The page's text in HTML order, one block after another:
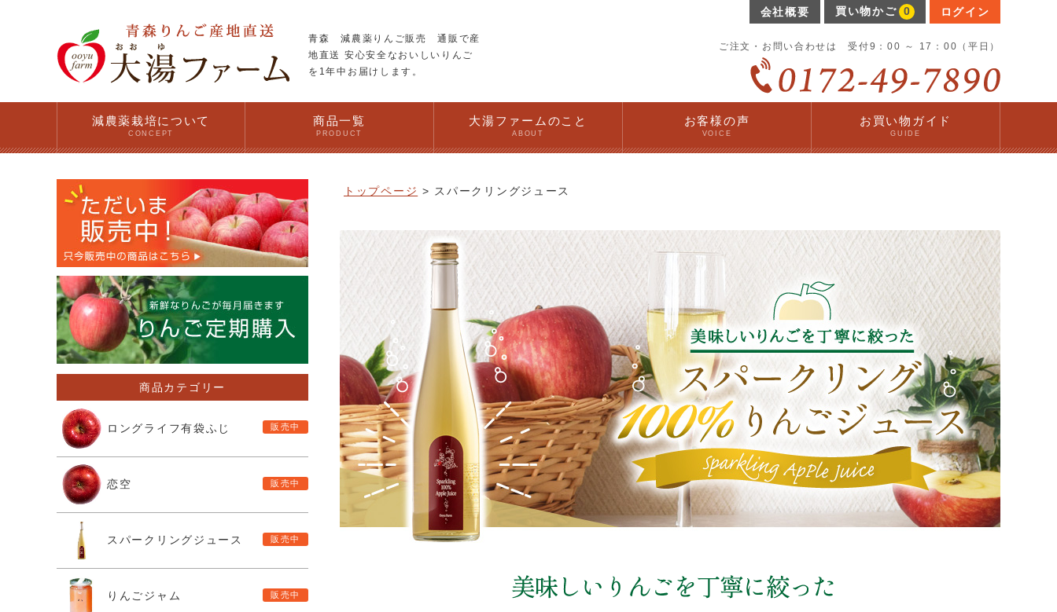
青森 減農薬りんご販売 通販で産
地直送 安心安全なおいしいりんご
を1年中お届けします。
会社概要 買い物かご 0 ログイン
ご注文・お問い合わせは 受付9：00 ～ 17：00（平日）
減農薬栽培について
CONCEPT
商品一覧
PRODUCT
大湯ファームのこと
ABOUT
お客様の声
VOICE
お買い物ガイド
GUIDE
トップページ スパークリングジュース
商品カテゴリー
ロングライフ有袋ふじ
恋空
スパークリングジュース
りんごジャム